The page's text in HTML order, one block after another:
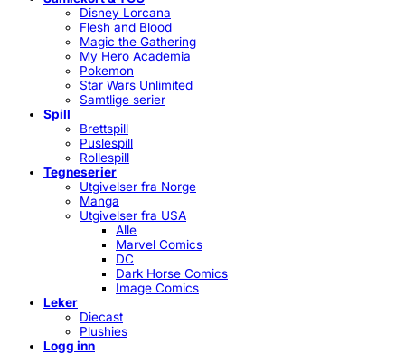
Disney Lorcana
Flesh and Blood
Magic the Gathering
My Hero Academia
Pokemon
Star Wars Unlimited
Samtlige serier
Spill
Brettspill
Puslespill
Rollespill
Tegneserier
Utgivelser fra Norge
Manga
Utgivelser fra USA
Alle
Marvel Comics
DC
Dark Horse Comics
Image Comics
Leker
Diecast
Plushies
Logg inn